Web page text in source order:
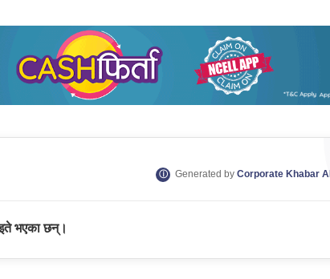
Generated by Corporate Khabar AI
भएका छन्।